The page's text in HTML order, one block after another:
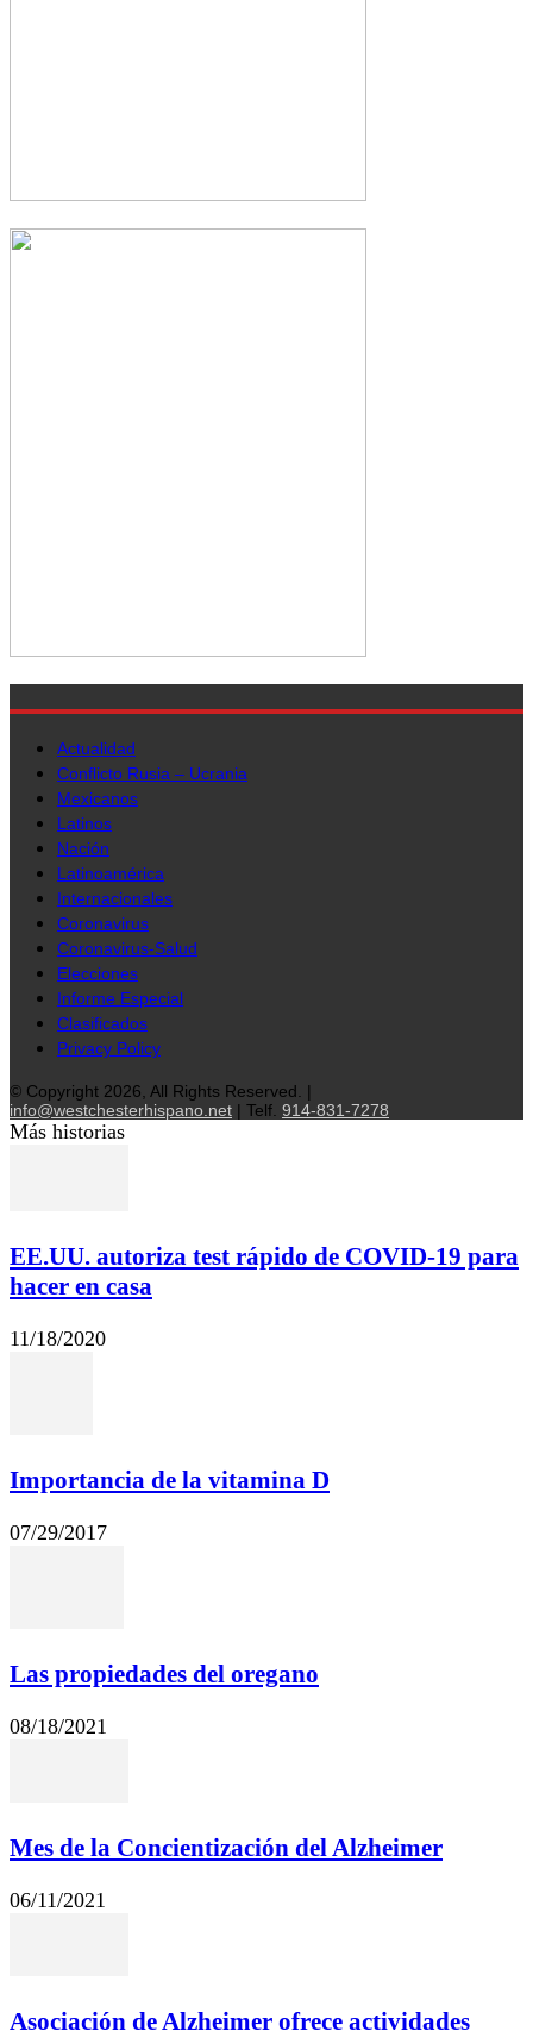
Actualidad
Conflicto Rusia – Ucrania
Mexicanos
Latinos
Nación
Latinoamérica
Internacionales
Coronavirus
Coronavirus-Salud
Elecciones
Informe Especial
Clasificados
Privacy Policy
© Copyright 2026, All Rights Reserved. |
info@westchesterhispano.net | Telf. 914-831-7278
Más historias
EE.UU. autoriza test rápido de COVID-19 para
hacer en casa
11/18/2020
Importancia de la vitamina D
07/29/2017
Las propiedades del oregano
08/18/2021
Mes de la Concientización del Alzheimer
06/11/2021
Asociación de Alzheimer ofrece actividades